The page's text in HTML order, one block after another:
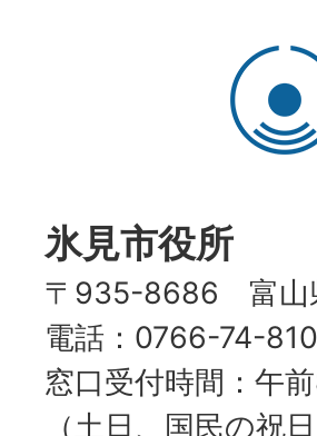
氷
見
市
氷見市役所
〒935-8686 富山
電話：0766-74-
窓口受付時間：午
（土日、国民の祝